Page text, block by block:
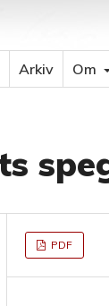
Arkiv Om
PDF